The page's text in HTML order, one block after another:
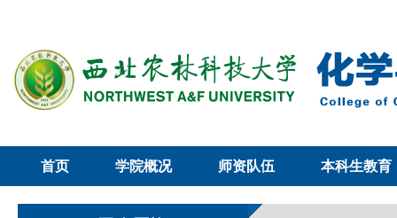
首页 学院概况 师资队伍 本科生教育